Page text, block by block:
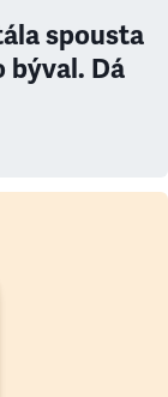
spousta
býval. Dá